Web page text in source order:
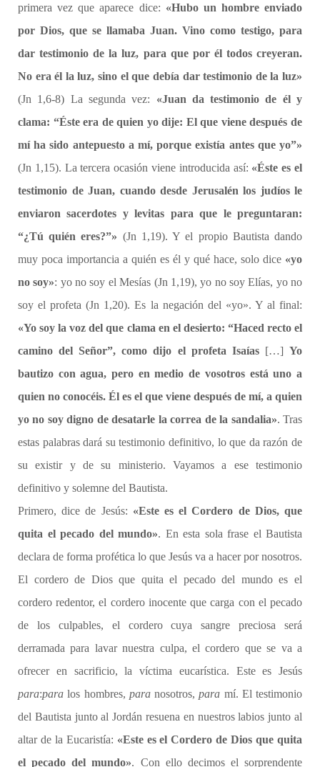
primera vez que aparece dice: «Hubo un hombre enviado
por Dios, que se llamaba Juan. Vino como testigo, para
dar testimonio de la luz, para que por él todos creyeran.
No era él la luz, sino el que debía dar testimonio de la luz»
(Jn 1,6-8) La segunda vez: «Juan da testimonio de él y
clama: “Éste era de quien yo dije: El que viene después de
mí ha sido antepuesto a mí, porque existía antes que yo”»
(Jn 1,15). La tercera ocasión viene introducida así: «Éste es el
testimonio de Juan, cuando desde Jerusalén los judíos le
enviaron sacerdotes y levitas para que le preguntaran:
“¿Tú quién eres?”» (Jn 1,19). Y el propio Bautista dando
muy poca importancia a quién es él y qué hace, solo dice «yo
no soy»: yo no soy el Mesías (Jn 1,19), yo no soy Elías, yo no
soy el profeta (Jn 1,20). Es la negación del «yo». Y al final:
«Yo soy la voz del que clama en el desierto: “Haced recto el
camino del Señor”, como dijo el profeta Isaías […]Yo
bautizo con agua, pero en medio de vosotros está uno a
quien no conocéis. Él es el que viene después de mí, a quien
yo no soy digno de desatarle la correa de la sandalia». Tras
estas palabras dará su testimonio definitivo, lo que da razón de
su existir y de su ministerio. Vayamos a ese testimonio
definitivo y solemne del Bautista.
Primero, dice de Jesús: «Este es el Cordero de Dios, que
quita el pecado del mundo». En esta sola frase el Bautista
declara de forma profética lo que Jesús va a hacer por nosotros.
El cordero de Dios que quita el pecado del mundo es el
cordero redentor, el cordero inocente que carga con el pecado
de los culpables, el cordero cuya sangre preciosa será
derramada para lavar nuestra culpa, el cordero que se va a
ofrecer en sacrificio, la víctima eucarística. Este es Jesús
para:para los hombres, paranosotros,para mí. El testimonio
del Bautista junto al Jordán resuena en nuestros labios junto al
altar de la Eucaristía: «Este es el Cordero de Dios que quita
el pecado del mundo». Con ello decimos el sorprendente